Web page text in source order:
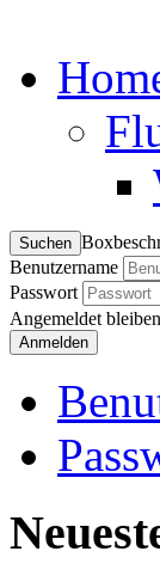
Benutzername
Passwort
Angemeldet bleiben
Anmelden